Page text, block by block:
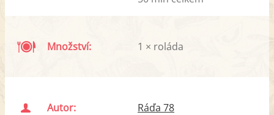
Množství: 1 × roláda
Autor: Ráďa 78